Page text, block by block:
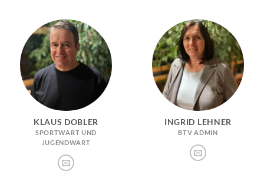
KLAUS DOBLER
SPORTWART UND
JUGENDWART
INGRID LEHNER
BTV ADMIN